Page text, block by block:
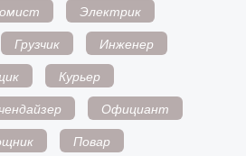
Электрик
Грузчик
Инженер
Курьер
Официант
Повар